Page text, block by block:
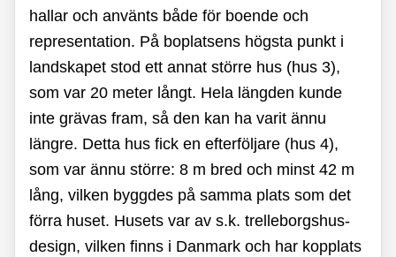
hallar och använts både för boende och
representation. På boplatsens högsta punkt i
landskapet stod ett annat större hus (hus 3),
som var 20 meter långt. Hela längden kunde
inte grävas fram, så den kan ha varit ännu
längre. Detta hus fick en efterföljare (hus 4),
som var ännu större: 8 m bred och minst 42 m
lång, vilken byggdes på samma plats som det
förra huset. Husets var av s.k. trelleborgshus-
design, vilken finns i Danmark och har kopplats